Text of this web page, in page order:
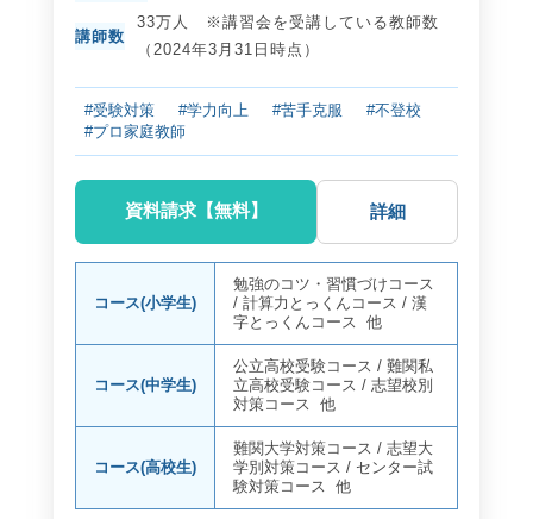
講師数
33万人 ※講習会を受講している教師数
（2024年3月31日時点）
#受験対策 #学力向上 #苦手克服
#不登校
#プロ家庭教師
資料請求【無料】 詳細
コース(小学生)
勉強のコツ・習慣づけコース
/計算力とっくんコース /漢
字とっくんコース 他
コース(中学生)
公立高校受験コース /難関私
立高校受験コース /志望校別
対策コース 他
コース(高校生)
難関大学対策コース /志望大
学別対策コース /センター試
験対策コース 他